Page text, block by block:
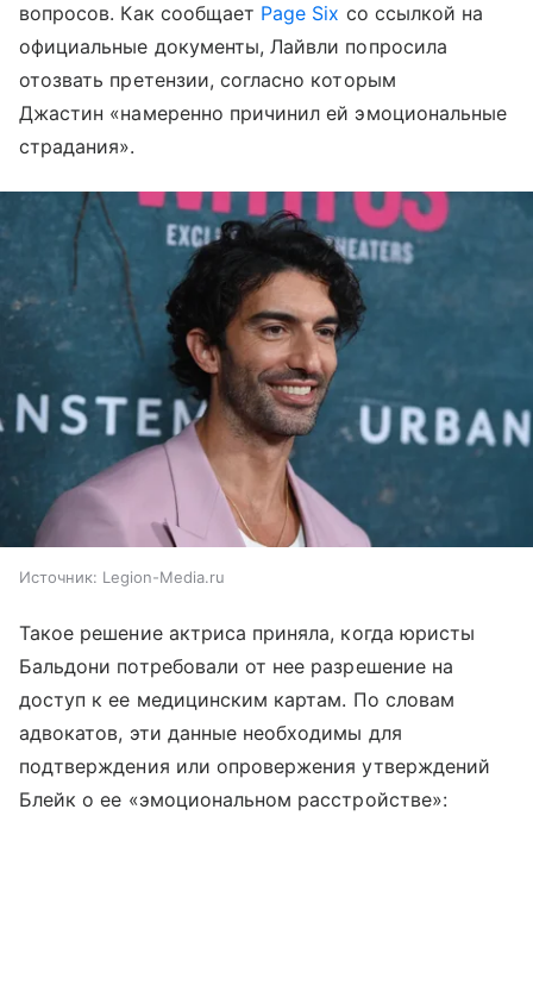
вопросов. Как сообщает Page Six со ссылкой на
официальные документы, Лайвли попросила
отозвать претензии, согласно которым
Джастин «намеренно причинил ей эмоциональные
страдания».
Источник: Legion-Media.ru
Такое решение актриса приняла, когда юристы
Бальдони потребовали от нее разрешение на
доступ к ее медицинским картам. По словам
адвокатов, эти данные необходимы для
подтверждения или опровержения утверждений
Блейк о ее «эмоциональном расстройстве»: